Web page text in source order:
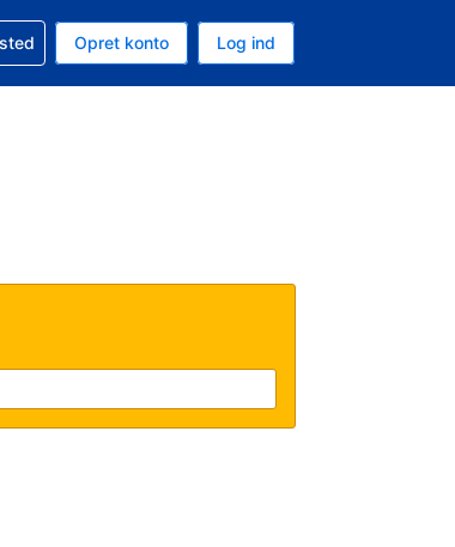
dollar
er Dansk
Opret konto Log ind